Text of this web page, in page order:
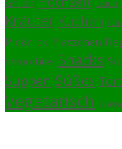
Grillen Italien
Kräuter Kuchen
Picknick Plätzchen
Smoothies Snacks
Suppen Süßes
Vegetarisch